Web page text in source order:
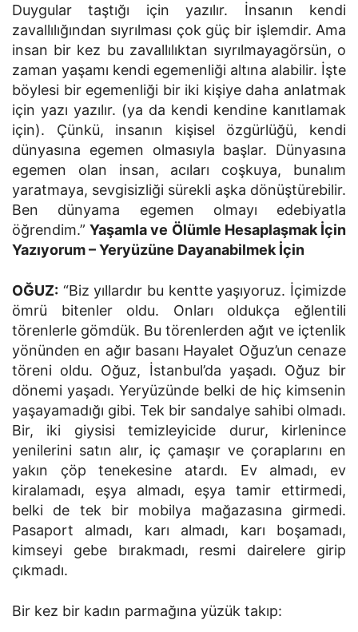
Duygular taştığı için yazılır. İnsanın kendi
zavallılığından sıyrılması çok güç bir işlemdir. Ama
insan bir kez bu zavallılıktan sıyrılmayagörsün, o
zaman yaşamı kendi egemenliği altına alabilir. İşte
böylesi bir egemenliği bir iki kişiye daha anlatmak
için yazı yazılır. (ya da kendi kendine kanıtlamak
için). Çünkü, insanın kişisel özgürlüğü, kendi
dünyasına egemen olmasıyla başlar. Dünyasına
egemen olan insan, acıları coşkuya, bunalım
yaratmaya, sevgisizliği sürekli aşka dönüştürebilir.
Ben dünyama egemen olmayı edebiyatla
öğrendim.”Yaşamla ve Ölümle Hesaplaşmak İçin
Yazıyorum – Yeryüzüne Dayanabilmek İçin
OĞUZ: “Biz yıllardır bu kentte yaşıyoruz. İçimizde
ömrü bitenler oldu. Onları oldukça eğlentili
törenlerle gömdük. Bu törenlerden ağıt ve içtenlik
yönünden en ağır basanı Hayalet Oğuz’un cenaze
töreni oldu. Oğuz, İstanbul’da yaşadı. Oğuz bir
dönemi yaşadı. Yeryüzünde belki de hiç kimsenin
yaşayamadığı gibi. Tek bir sandalye sahibi olmadı.
Bir, iki giysisi temizleyicide durur, kirlenince
yenilerini satın alır, iç çamaşır ve çoraplarını en
yakın çöp tenekesine atardı. Ev almadı, ev
kiralamadı, eşya almadı, eşya tamir ettirmedi,
belki de tek bir mobilya mağazasına girmedi.
Pasaport almadı, karı almadı, karı boşamadı,
kimseyi gebe bırakmadı, resmi dairelere girip
çıkmadı.
Bir kez bir kadın parmağına yüzük takıp: